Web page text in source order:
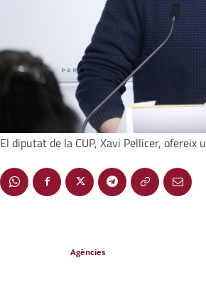
El diputat de la CUP, Xavi Pellicer, ofereix
Agències